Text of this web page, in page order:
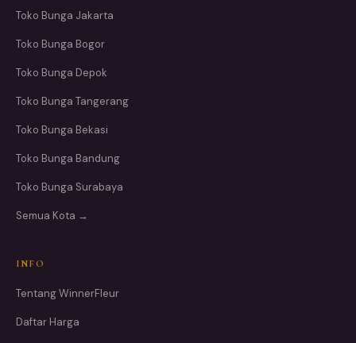
Toko Bunga Jakarta
Toko Bunga Bogor
Toko Bunga Depok
Toko Bunga Tangerang
Toko Bunga Bekasi
Toko Bunga Bandung
Toko Bunga Surabaya
Semua Kota →
INFO
Tentang WinnerFleur
Daftar Harga